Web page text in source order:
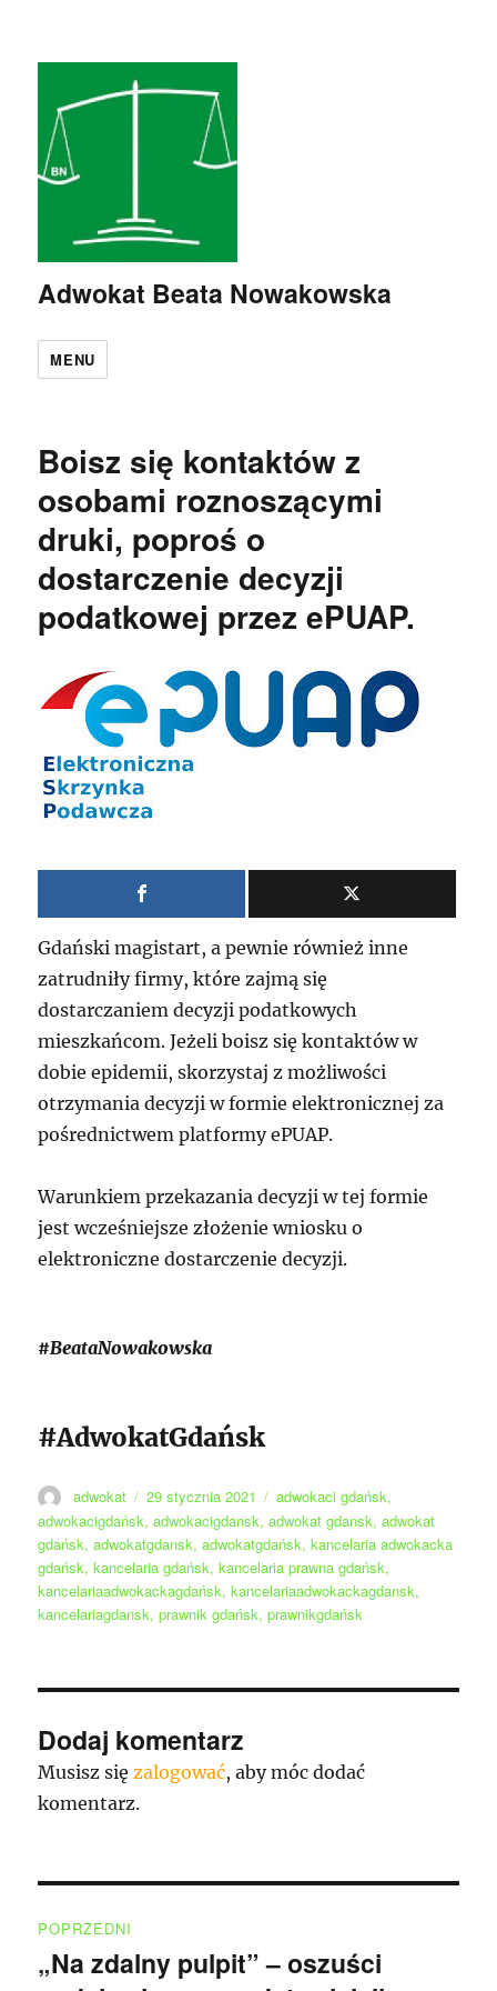
Adwokat Beata Nowakowska
MENU
Boisz się kontaktów z
osobami roznoszącymi
druki, poproś o
dostarczenie decyzji
podatkowej przez ePUAP.
Gdański magistart, a pewnie również inne
zatrudniły firmy, które zajmą się
dostarczaniem decyzji podatkowych
mieszkańcom. Jeżeli boisz się kontaktów w
dobie epidemii, skorzystaj z możliwości
otrzymania decyzji w formie elektronicznej za
pośrednictwem platformy ePUAP.
Warunkiem przekazania decyzji w tej formie
jest wcześniejsze złożenie wniosku o
elektroniczne dostarczenie decyzji.
#BeataNowakowska
#AdwokatGdańsk
Autor
adwokat
Data
publikacji
29 stycznia 2021 Tagi
adwokaci gdańsk,
adwokacigdańsk,adwokacigdansk,adwokat gdansk,adwokat
gdańsk,adwokatgdansk,adwokatgdańsk,kancelaria adwokacka
gdańsk,kancelaria gdańsk,kancelaria prawna gdańsk,
kancelariaadwokackagdańsk,kancelariaadwokackagdansk,
kancelariagdansk,prawnik gdańsk,prawnikgdańsk
Dodaj komentarz
Musisz sięzalogować, aby móc dodać
komentarz.
wpisu
POPRZEDNI
Poprzedni
„Na zdalny pulpit” – oszuści